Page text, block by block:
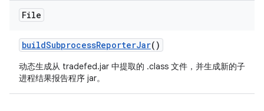
File
buildSubprocessReporterJar()
动态生成从 tradefed.jar 中提取的 .class 文件，并生成新的子
进程结果报告程序 jar。